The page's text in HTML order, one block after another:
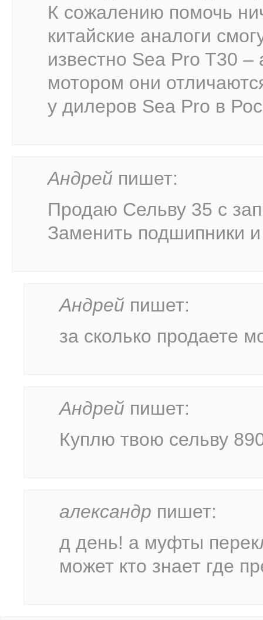
К сожалению помочь
китайские аналоги
известно Sea Pro T30
мотором они
у дилеров Sea Pro в
Андрей пишет:
Продаю Сельву 35 с
Заменить подшипники
Андрей пишет:
за сколько продаете
Андрей пишет:
Куплю твою сельву
александр пишет:
д день! а муфты
может кто знает где